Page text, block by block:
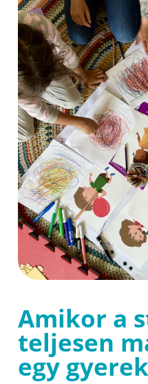
Amikor a
teljesen
egy